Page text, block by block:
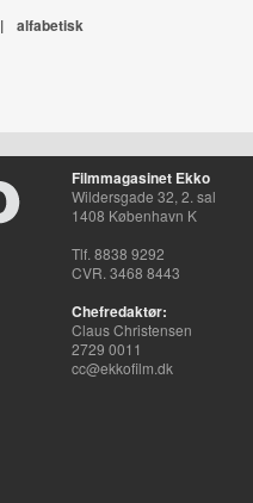
| alfabetisk
Filmmagasinet Ekko
Wildersgade 32, 2. sal
1408 København K
Tlf. 8838 9292
CVR. 3468 8443
Chefredaktør:
Claus Christensen
2729 0011
cc@ekkofilm.dk